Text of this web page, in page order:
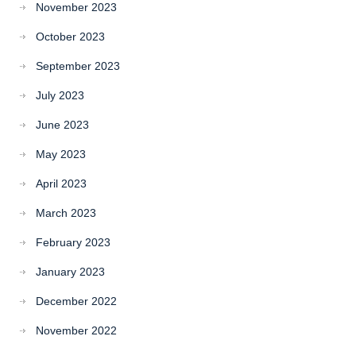
November 2023
October 2023
September 2023
July 2023
June 2023
May 2023
April 2023
March 2023
February 2023
January 2023
December 2022
November 2022